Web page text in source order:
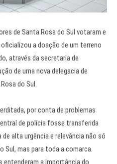
de Santa Rosa do Sul votaram e
a doação de um terreno
através da secretaria de
de uma nova delegacia de
do Sul.
por conta de problemas
de polícia fosse transferida
alta urgência e relevância não só
Sul, mas para toda a comarca.
a importância do